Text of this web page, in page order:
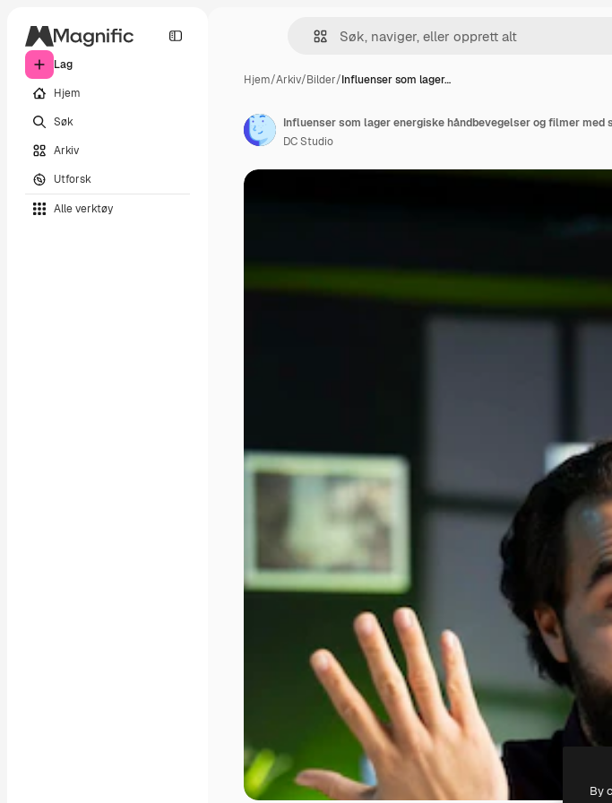
Lag
Hjem
Søk
Arkiv
Utforsk
Alle verktøy
Hjem/Arkiv/Bilder/Influenser som lager…
Influenser som lager energiske håndbevegelser og filmer med
DC Studio
By